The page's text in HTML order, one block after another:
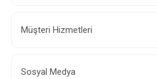
Müşteri Hizmetleri
Sosyal Medya